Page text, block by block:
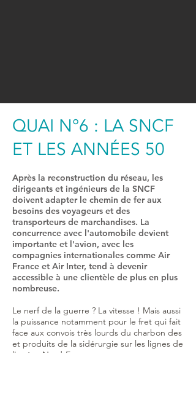
QUAI N°6 : LA SNCF
ET LES ANNÉES 50
Après la reconstruction du réseau, les
dirigeants et ingénieurs de la SNCF
doivent adapter le chemin de fer aux
besoins des voyageurs et des
transporteurs de marchandises. La
concurrence avec l'automobile devient
importante et l'avion, avec les
compagnies internationales comme Air
France et Air Inter, tend à devenir
accessible à une clientèle de plus en plus
nombreuse.
Le nerf de la guerre ? La vitesse ! Mais aussi
la puissance notamment pour le fret qui fait
face aux convois très lourds du charbon des
et produits de la sidérurgie sur les lignes de
l'artère Nord-Est.